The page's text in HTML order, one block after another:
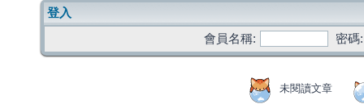
登入
會員名稱:
密碼:
未閱讀文章